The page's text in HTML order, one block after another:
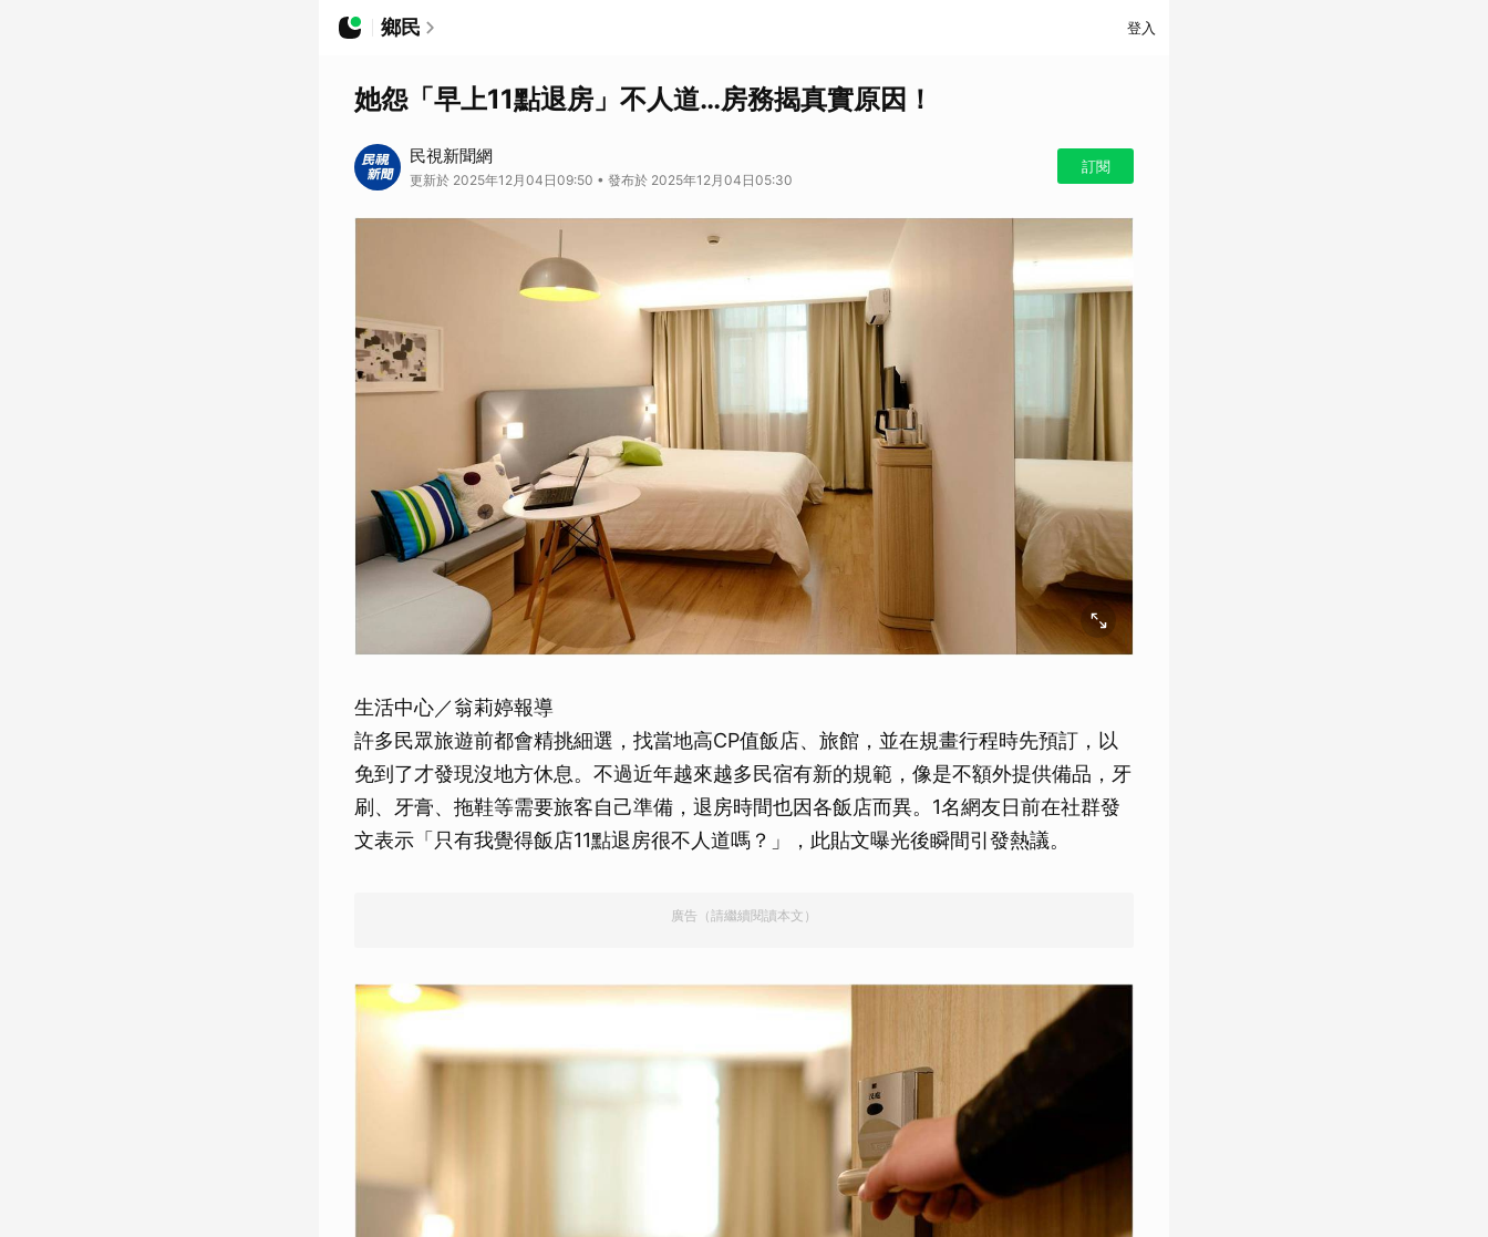
鄉民 登入
她怨「早上11點退房」不人道…房務揭真實原因！
民視新聞網
更新於 2025年12月04日09:50 • 發布於 2025年12月04日05:30
訂閱
生活中心／翁莉婷報導
許多民眾旅遊前都會精挑細選，找當地高CP值飯店、旅館，並在規畫行程時先預訂，以
免到了才發現沒地方休息。不過近年越來越多民宿有新的規範，像是不額外提供備品，牙
刷、牙膏、拖鞋等需要旅客自己準備，退房時間也因各飯店而異。1名網友日前在社群發
文表示「只有我覺得飯店11點退房很不人道嗎？」，此貼文曝光後瞬間引發熱議。
廣告（請繼續閱讀本文）